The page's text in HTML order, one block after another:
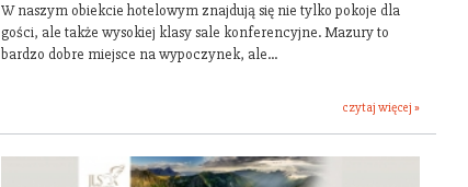
W naszym obiekcie hotelowym znajdują się nie tylko pokoje dla
gości, ale także wysokiej klasy sale konferencyjne. Mazury to
bardzo dobre miejsce na wypoczynek, ale...
czytaj więcej »